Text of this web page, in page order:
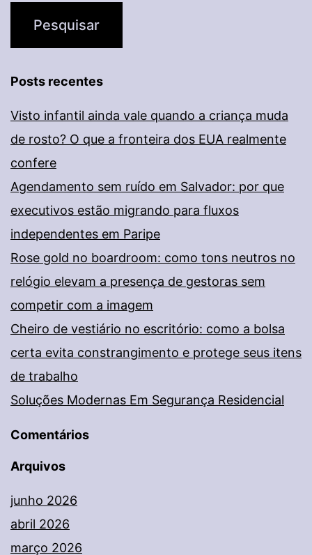
Posts recentes
Visto infantil ainda vale quando a criança muda
de rosto? O que a fronteira dos EUA realmente
confere
Agendamento sem ruído em Salvador: por que
executivos estão migrando para fluxos
independentes em Paripe
Rose gold no boardroom: como tons neutros no
relógio elevam a presença de gestoras sem
competir com a imagem
Cheiro de vestiário no escritório: como a bolsa
certa evita constrangimento e protege seus itens
de trabalho
Soluções Modernas Em Segurança Residencial
Comentários
Arquivos
junho 2026
abril 2026
março 2026